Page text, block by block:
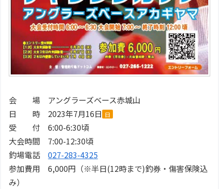
会 場 アングラーズベース赤城山
日 時 2023年7月16日 日
受 付 6:00-6:30頃
大会時間 7:00-12:30頃
釣場電話027-283-4325
参加費用 6,000円（※半日(12時まで)釣券・傷害保険込
み）